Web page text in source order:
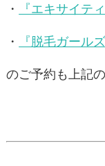
・ 『エキサイテ
・ 『脱毛ガール
のご予約も上記